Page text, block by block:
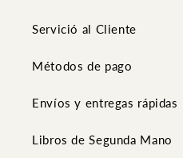
Servició al Cliente
Métodos de pago
Envíos y entregas rápidas
Libros de Segunda Mano